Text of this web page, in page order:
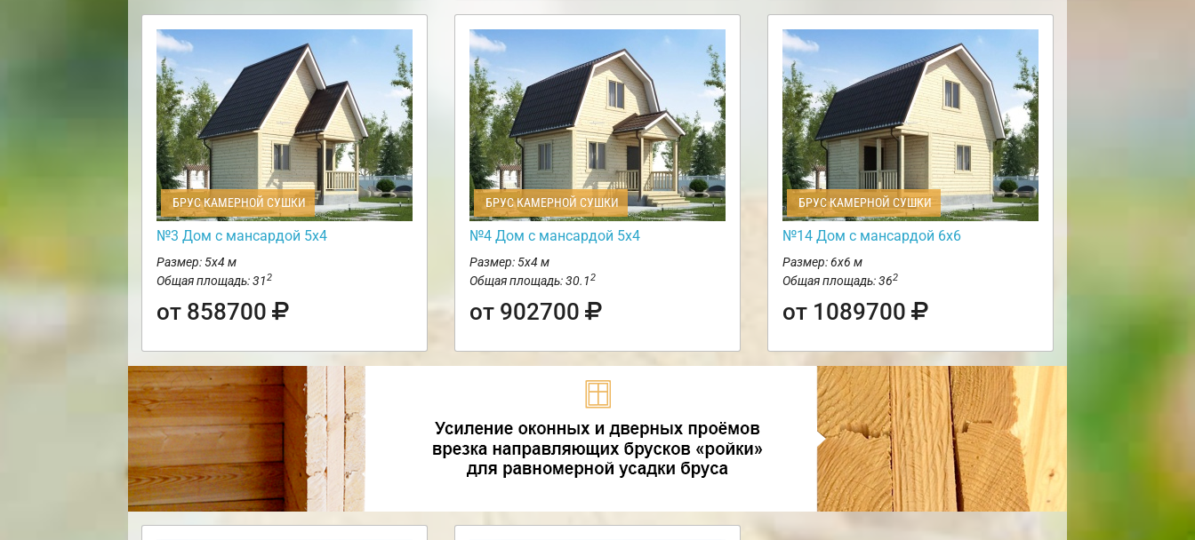
БРУС КАМЕРНОЙ СУШКИ
№3 Дом с мансардой 5х4
Размер: 5х4 м
Общая площадь: 312
от 858700
БРУС КАМЕРНОЙ СУШКИ
№4 Дом с мансардой 5х4
Размер: 5х4 м
Общая площадь: 30.12
от 902700
БРУС КАМЕРНОЙ СУШКИ
№14 Дом с мансардой 6х6
Размер: 6х6 м
Общая площадь: 362
от 1089700